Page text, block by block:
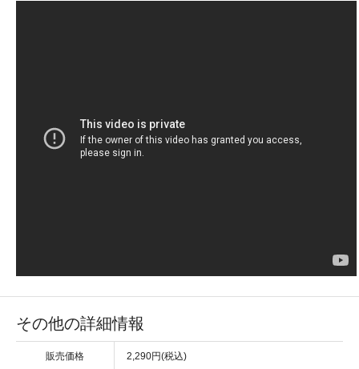
その他の詳細情報
販売価格 2,290円(税込)